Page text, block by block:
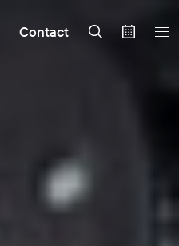
Contact